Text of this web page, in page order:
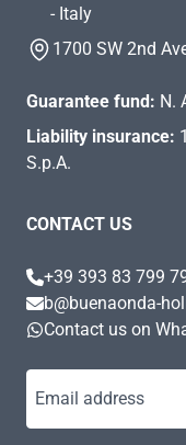
- Italy
1700 SW 2nd
Guarantee fund: N.
Liability insurance:
S.p.A.
CONTACT US
+39 393 83 799
b@buenaonda-
Contact us on
Email address